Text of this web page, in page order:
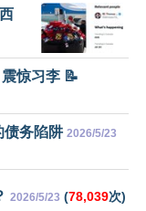
惊习李 📝
债务陷阱 2026/5/23
2026/5/23 (78,039次)